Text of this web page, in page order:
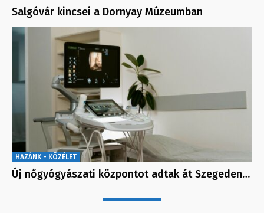
Salgóvár kincsei a Dornyay Múzeumban
HAZÁNK - KÖZÉLET
Új nőgyógyászati központot adtak át Szegeden…